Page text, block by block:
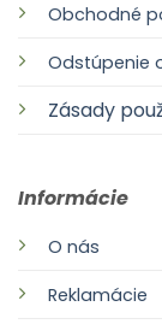
Obchodné
Odstúpenie
Zásady
Informácie
O nás
Reklamácie